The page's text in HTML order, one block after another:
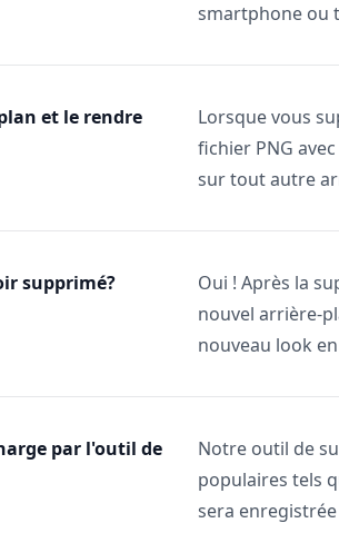
smartphone ou
et le rendre
Lorsque vous
fichier PNG
sur tout autre
supprimé?
Oui ! Après la
nouvel arrière-
nouveau look
par l'outil de
Notre outil de
populaires tels
sera